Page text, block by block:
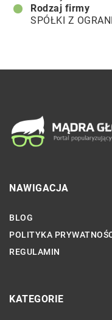
Rodzaj firmy
SPÓŁKI Z
NAWIGACJA
BLOG
POLITYKA
REGULAMIN
KATEGORIE